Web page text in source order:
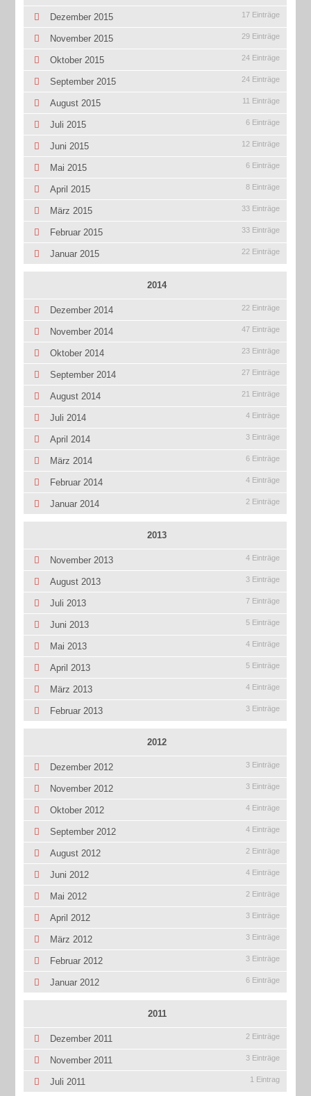
Dezember 2015 17 Einträge
November 2015 29 Einträge
Oktober 2015 24 Einträge
September 2015 24 Einträge
August 2015 11 Einträge
Juli 2015 6 Einträge
Juni 2015 12 Einträge
Mai 2015 6 Einträge
April 2015 8 Einträge
März 2015 33 Einträge
Februar 2015 33 Einträge
Januar 2015 22 Einträge
2014
Dezember 2014 22 Einträge
November 2014 47 Einträge
Oktober 2014 23 Einträge
September 2014 27 Einträge
August 2014 21 Einträge
Juli 2014 4 Einträge
April 2014 3 Einträge
März 2014 6 Einträge
Februar 2014 4 Einträge
Januar 2014 2 Einträge
2013
November 2013 4 Einträge
August 2013 3 Einträge
Juli 2013 7 Einträge
Juni 2013 5 Einträge
Mai 2013 4 Einträge
April 2013 5 Einträge
März 2013 4 Einträge
Februar 2013 3 Einträge
2012
Dezember 2012 3 Einträge
November 2012 3 Einträge
Oktober 2012 4 Einträge
September 2012 4 Einträge
August 2012 2 Einträge
Juni 2012 4 Einträge
Mai 2012 2 Einträge
April 2012 3 Einträge
März 2012 3 Einträge
Februar 2012 3 Einträge
Januar 2012 6 Einträge
2011
Dezember 2011 2 Einträge
November 2011 3 Einträge
Juli 2011 1 Eintrag